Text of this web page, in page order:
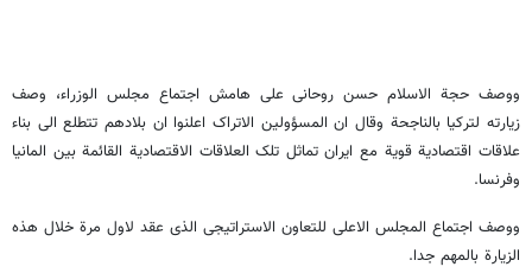
ووصف حجة الاسلام حسن روحانی علی هامش اجتماع مجلس الوزراء، وصف
زیارته لترکیا بالناجحة وقال ان المسؤولین الاتراک اعلنوا ان بلادهم تتطلع الی بناء
علاقات اقتصادیة قویة مع ایران تماثل تلک العلاقات الاقتصادیة القائمة بین المانیا
وفرنسا.
ووصف اجتماع المجلس الاعلی للتعاون الاستراتیجی الذی عقد لاول مرة خلال هذه
الزیارة بالمهم جدا.